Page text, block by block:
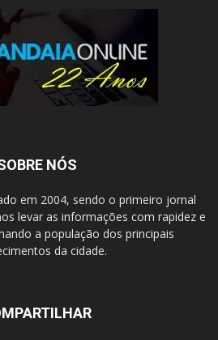
NÓS
em 2004, sendo o primeiro jornal
levar as informações com rapidez e
a população dos principais
da cidade.